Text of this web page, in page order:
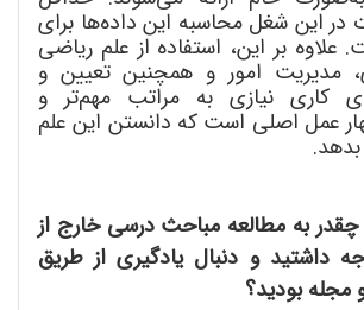
در این شغل محاسبه این دادهها برای
علاوه بر این، استفاده از علم ریاضی
مدیریت امور و همچنین تعیین و
کاری نیازی به مراتب مهمتر و
عمل اصلی است که دانستن این علم
بدهد.
چقدر به مطالعه مباحث درسی خارج از
داشتید و دنبال یادگیری از طریق
مجله بودید؟